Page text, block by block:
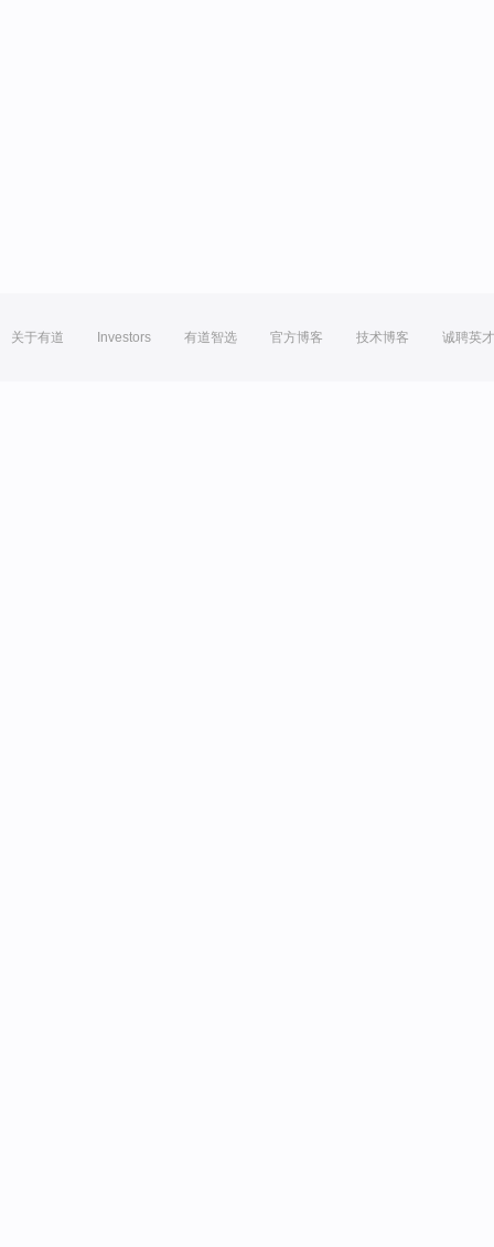
关于有道 Investors 有道智选 官方博客 技术博客 诚聘英才